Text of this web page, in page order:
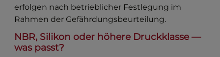
erfolgen nach betrieblicher Festlegung im
Rahmen der Gefährdungsbeurteilung.
NBR, Silikon oder höhere Druckklasse —
was passt?